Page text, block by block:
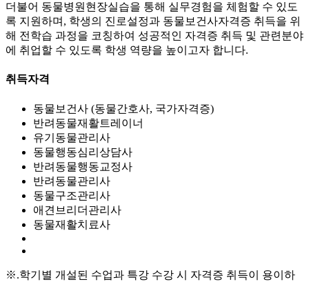
더불어 동물병원현장실습을 통해 실무경험을 체험할 수 있도
록 지원하며, 학생의 진로설정과 동물보건사자격증 취득을 위
해 전학습 과정을 코칭하여 성공적인 자격증 취득 및 관련분야
에 취업할 수 있도록 학생 역량을 높이고자 합니다.
취득자격
동물보건사 (동물간호사, 국가자격증)
반려동물재활트레이너
유기동물관리사
동물행동심리상담사
반려동물행동교정사
반려동물관리사
동물구조관리사
애견브리더관리사
동물재활치료사
※.학기별 개설된 수업과 특강 수강 시 자격증 취득이 용이하